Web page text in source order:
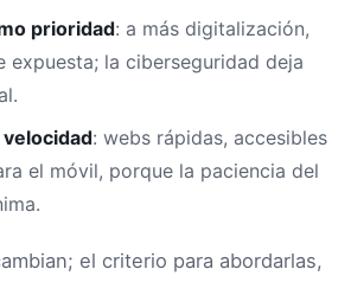
prioridad: a más digitalización,
expuesta; la ciberseguridad deja
: webs rápidas, accesibles
el móvil, porque la paciencia del
el criterio para abordarlas,